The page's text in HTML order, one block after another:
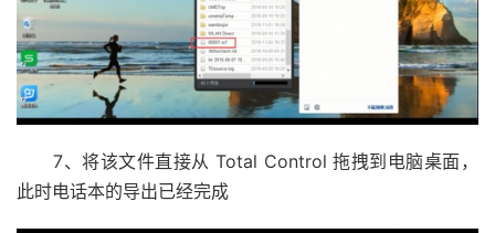
7、将该文件直接从 Total Control 拖拽到电脑桌面，
此时电话本的导出已经完成